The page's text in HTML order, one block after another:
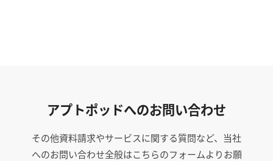
アプトポッドへのお問い合わせ
その他資料請求やサービスに関する質問など、当社
へのお問い合わせ全般はこちらのフォームよりお願